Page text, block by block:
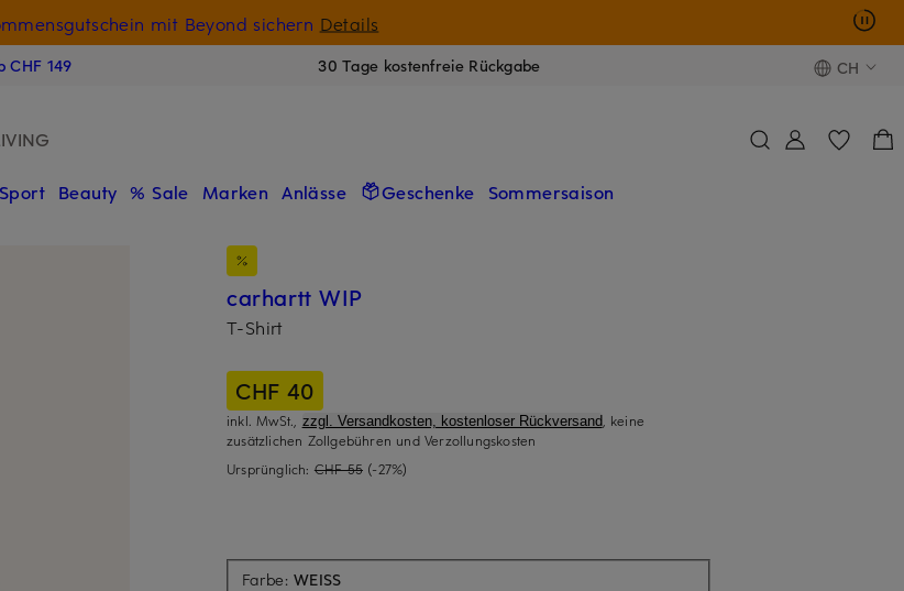
mit Beyond sichern Details
CHF 149 30 Tage kostenfreie Rückgabe CH
Sport Beauty % Sale Marken Anlässe Geschenke Sommersaison
carhartt WIP
T-Shirt
CHF 40
inkl. MwSt., zzgl. Versandkosten, kostenloser Rückversand, keine
zusätzlichen Zollgebühren und Verzollungskosten
Ursprünglich: CHF 55 (-27%)
Farbe:WEISSAktuell nicht verfügbar